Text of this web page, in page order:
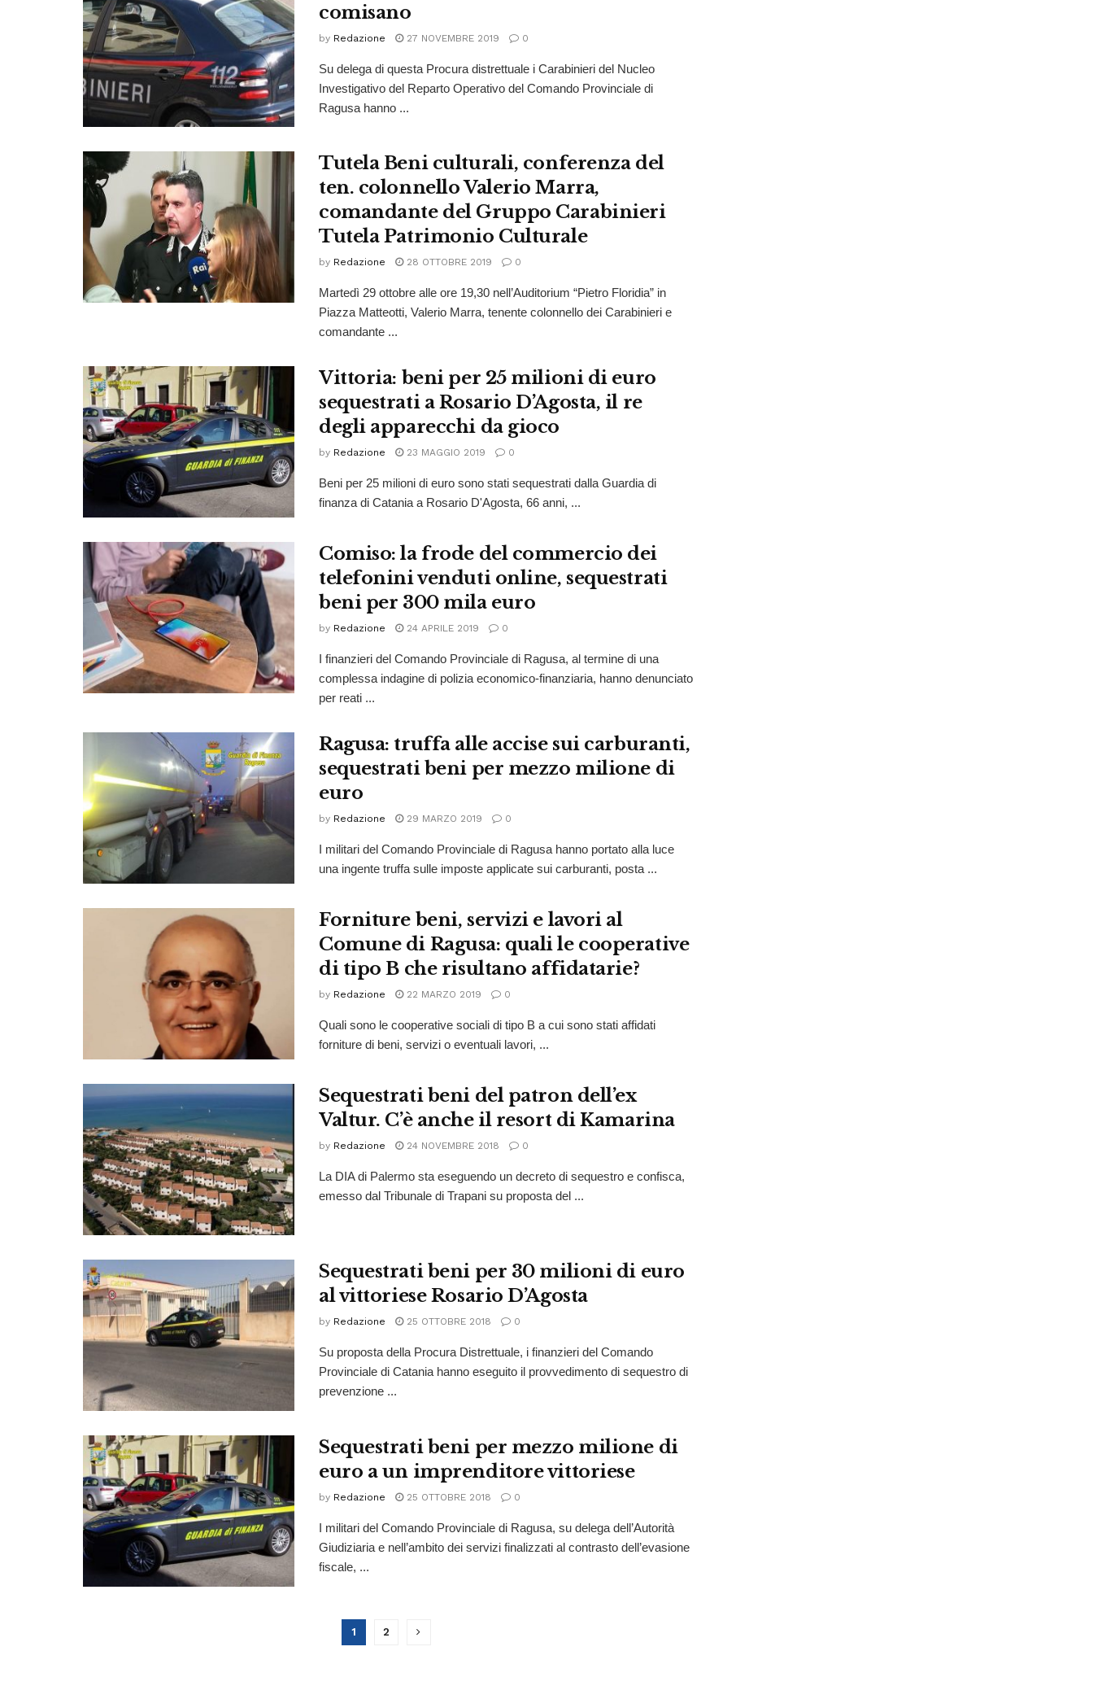
comisano
by Redazione 27 NOVEMBRE 2019 0
Su delega di questa Procura distrettuale i Carabinieri del Nucleo
Investigativo del Reparto Operativo del Comando Provinciale di
Ragusa hanno ...
Tutela Beni culturali, conferenza del
ten. colonnello Valerio Marra,
comandante del Gruppo Carabinieri
Tutela Patrimonio Culturale
by Redazione 28 OTTOBRE 2019 0
Martedì 29 ottobre alle ore 19,30 nell’Auditorium “Pietro Floridia” in
Piazza Matteotti, Valerio Marra, tenente colonnello dei Carabinieri e
comandante ...
Vittoria: beni per 25 milioni di euro
sequestrati a Rosario D’Agosta, il re
degli apparecchi da gioco
by Redazione 23 MAGGIO 2019 0
Beni per 25 milioni di euro sono stati sequestrati dalla Guardia di
finanza di Catania a Rosario D'Agosta, 66 anni, ...
Comiso: la frode del commercio dei
telefonini venduti online, sequestrati
beni per 300 mila euro
by Redazione 24 APRILE 2019 0
I finanzieri del Comando Provinciale di Ragusa, al termine di una
complessa indagine di polizia economico-finanziaria, hanno denunciato
per reati ...
Ragusa: truffa alle accise sui carburanti,
sequestrati beni per mezzo milione di
euro
by Redazione 29 MARZO 2019 0
I militari del Comando Provinciale di Ragusa hanno portato alla luce
una ingente truffa sulle imposte applicate sui carburanti, posta ...
Forniture beni, servizi e lavori al
Comune di Ragusa: quali le cooperative
di tipo B che risultano affidatarie?
by Redazione 22 MARZO 2019 0
Quali sono le cooperative sociali di tipo B a cui sono stati affidati
forniture di beni, servizi o eventuali lavori, ...
Sequestrati beni del patron dell’ex
Valtur. C’è anche il resort di Kamarina
by Redazione 24 NOVEMBRE 2018 0
La DIA di Palermo sta eseguendo un decreto di sequestro e confisca,
emesso dal Tribunale di Trapani su proposta del ...
Sequestrati beni per 30 milioni di euro
al vittoriese Rosario D’Agosta
by Redazione 25 OTTOBRE 2018 0
Su proposta della Procura Distrettuale, i finanzieri del Comando
Provinciale di Catania hanno eseguito il provvedimento di sequestro di
prevenzione ...
Sequestrati beni per mezzo milione di
euro a un imprenditore vittoriese
by Redazione 25 OTTOBRE 2018 0
I militari del Comando Provinciale di Ragusa, su delega dell’Autorità
Giudiziaria e nell’ambito dei servizi finalizzati al contrasto dell’evasione
fiscale, ...
1 2